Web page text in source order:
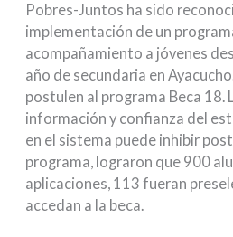
Pobres-Juntos ha sido
implementación de un
acompañamiento a jóvenes
año de secundaria en
postulen al programa Beca 18.
información y confianza del
en el sistema puede inhibir
programa, lograron que 900
aplicaciones, 113 fueran
accedan a la beca.